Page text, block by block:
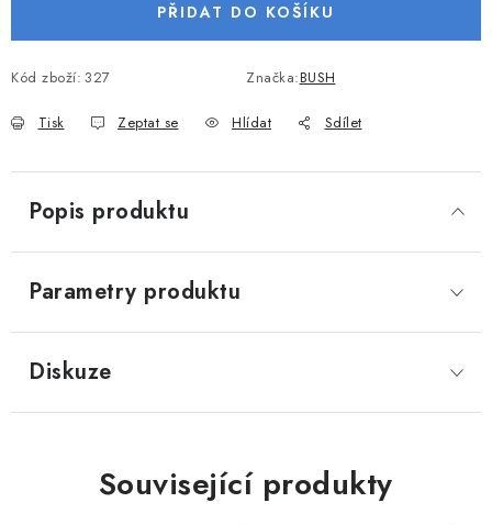
ZNAČKY
PŘIDAT DO KOŠÍKU
Kód zboží: 327 Značka:BUSH
Tisk Zeptat se Hlídat Sdílet
Popis produktu
Parametry produktu
Diskuze
Související produkty